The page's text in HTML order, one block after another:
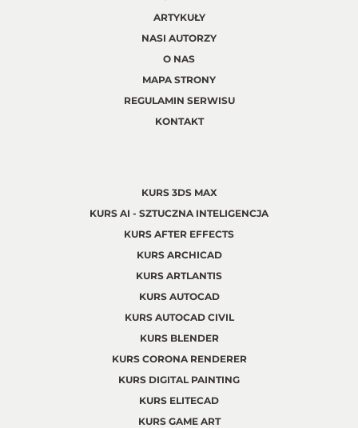
ARTYKUŁY
NASI AUTORZY
O NAS
MAPA STRONY
REGULAMIN SERWISU
KONTAKT
KURS 3DS MAX
KURS AI - SZTUCZNA INTELIGENCJA
KURS AFTER EFFECTS
KURS ARCHICAD
KURS ARTLANTIS
KURS AUTOCAD
KURS AUTOCAD CIVIL
KURS BLENDER
KURS CORONA RENDERER
KURS DIGITAL PAINTING
KURS ELITECAD
KURS GAME ART